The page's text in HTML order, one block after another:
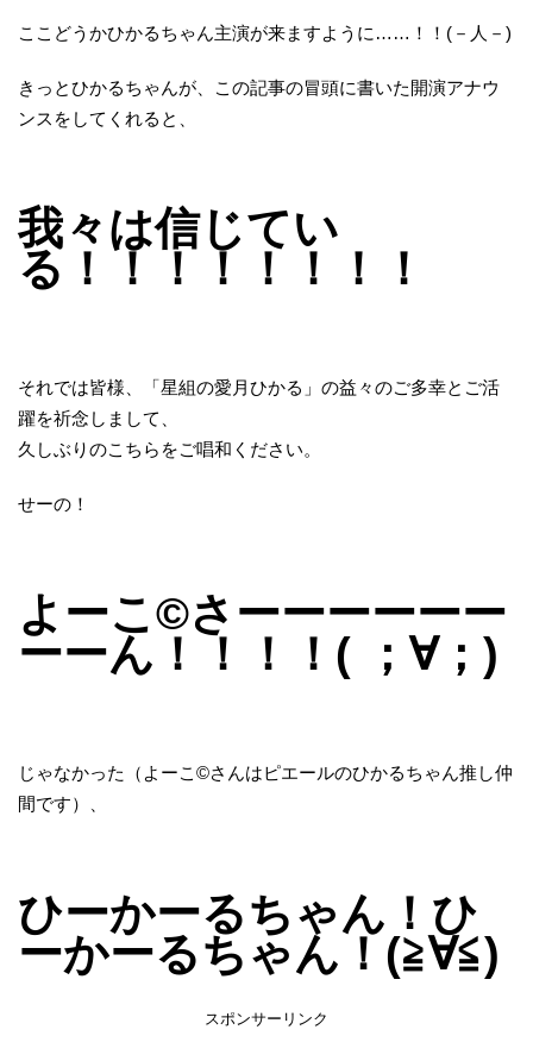
ここどうかひかるちゃん主演が来ますように……！！(－人－)
きっとひかるちゃんが、この記事の冒頭に書いた開演アナウ
ンスをしてくれると、
我々は信じてい
る！！！！！！！！
それでは皆様、「星組の愛月ひかる」の益々のご多幸とご活
躍を祈念しまして、
久しぶりのこちらをご唱和ください。
せーの！
よーこ©さーーーーーー
ーーん！！！！( ；∀；)
じゃなかった（よーこ©さんはピエールのひかるちゃん推し仲
間です）、
ひーかーるちゃん！ひ
ーかーるちゃん！(≧∀≦)
スポンサーリンク